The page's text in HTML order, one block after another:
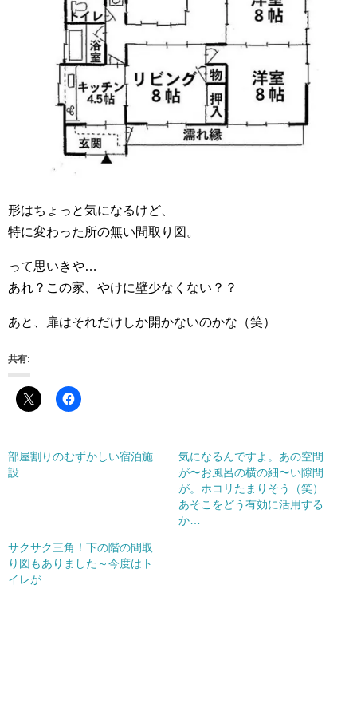
形はちょっと気になるけど、
特に変わった所の無い間取り図。
って思いきや…
あれ？この家、やけに壁少なくない？？
あと、扉はそれだけしか開かないのかな（笑）
共有:
部屋割りのむずかしい宿泊施
設
気になるんですよ。あの空間
が〜お風呂の横の細〜い隙間
が。ホコリたまりそう（笑）
あそこをどう有効に活用する
か…
サクサク三角！下の階の間取
り図もありました～今度はト
イレが